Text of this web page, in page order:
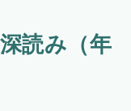
読み（年